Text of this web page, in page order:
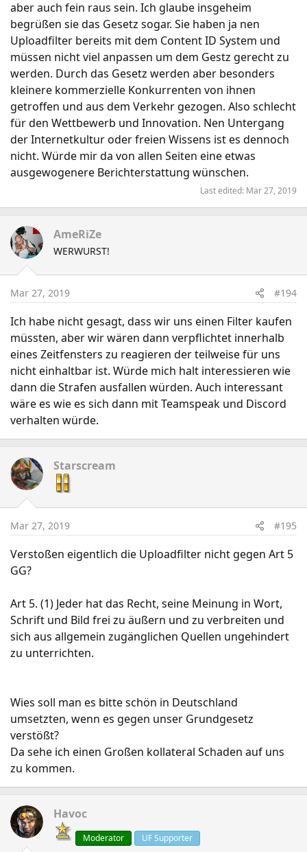
aber auch fein raus sein. Ich glaube insgeheim
begrüßen sie das Gesetz sogar. Sie haben ja nen
Uploadfilter bereits mit dem Content ID System und
müssen nicht viel anpassen um dem Gestz gerecht zu
werden. Durch das Gesetz werden aber besonders
kleinere kommerzielle Konkurrenten von ihnen
getroffen und aus dem Verkehr gezogen. Also schlecht
für den Wettbewerb und Innovation. Nen Untergang
der Internetkultur oder freien Wissens ist es dennoch
nicht. Würde mir da von allen Seiten eine etwas
ausgewogenere Berichterstattung wünschen.
Last edited: Mar 27, 2019
AmeRiZe
WERWURST!
Mar 27, 2019 #194
Ich habe nicht gesagt, dass wir uns einen Filter kaufen
müssten, aber wir wären dann verpflichtet innerhalb
eines Zeitfensters zu reagieren der teilweise für uns
nicht einhaltbar ist. Würde mich halt interessieren wie
dann die Strafen ausfallen würden. Auch interessant
wäre es wie es sich dann mit Teamspeak und Discord
verhalten würde.
Starscream
Mar 27, 2019 #195
Verstoßen eigentlich die Uploadfilter nicht gegen Art 5
GG?
Art 5. (1) Jeder hat das Recht, seine Meinung in Wort,
Schrift und Bild frei zu äußern und zu verbreiten und
sich aus allgemein zugänglichen Quellen ungehindert
zu unterrichten.
Wies soll man es bitte schön in Deutschland
umsetzten, wenn es gegen unser Grundgesetz
verstößt?
Da sehe ich einen Großen kollateral Schaden auf uns
zu kommen.
Havoc
Moderator UF Supporter